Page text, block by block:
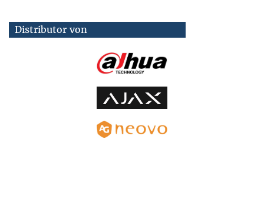
Distributor von